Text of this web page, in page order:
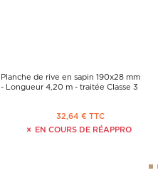
Planche de rive en sapin 190x28 mm
- Longueur 4,20 m - traitée Classe 3
32,64 € TTC
EN COURS DE RÉAPPRO